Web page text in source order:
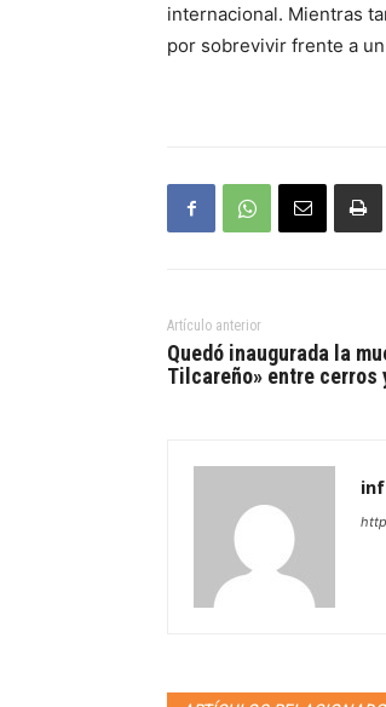
internacional. Mientras
por sobrevivir frente a
Artículo anterior
Quedó inaugurada la
Tilcareño» entre cerros